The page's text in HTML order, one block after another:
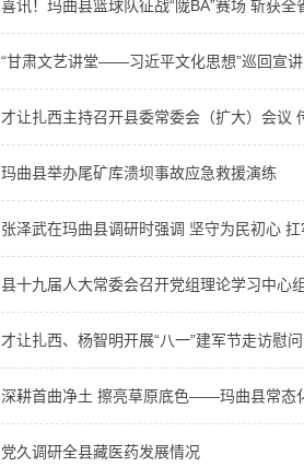
喜讯！玛曲县篮球队征战“陇BA”赛场 斩获
“甘肃文艺讲堂——习近平文化思想”巡回宣
才让扎西主持召开县委常委会（扩大）会议
玛曲县举办尾矿库溃坝事故应急救援演练
张泽武在玛曲县调研时强调 坚守为民初心
县十九届人大常委会召开党组理论学习中心
才让扎西、杨智明开展“八一”建军节走访慰
深耕首曲净土 擦亮草原底色——玛曲县常态
党久调研全县藏医药发展情况